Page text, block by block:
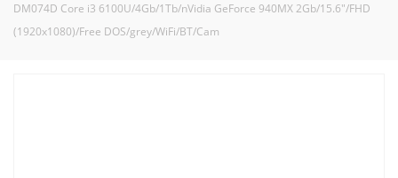
DM074D Core i3 6100U/4Gb/1Tb/nVidia GeForce 940MX 2Gb/15.6"/FHD
(1920x1080)/Free DOS/grey/WiFi/BT/Cam